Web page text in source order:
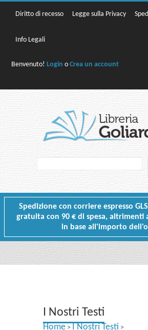
Diritto di recesso Legge sulla Privacy
Info Legali
Benvenuto!Login oCrea un account
Spedizione con corriere espresso
gratuita con 90 € di spesa, altrimenti
in base all'importo
I Nostri Testi
Home > I Nostri Testi >